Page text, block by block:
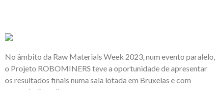
No âmbito da Raw Materials Week 2023, num evento paralelo,
o Projeto ROBOMINERS teve a oportunidade de apresentar
os resultados finais numa sala lotada em Bruxelas e com